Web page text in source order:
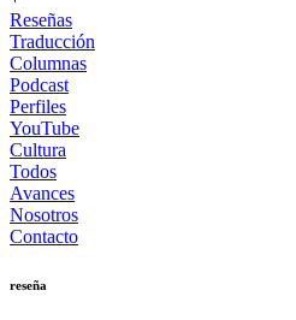
Reseñas
Traducción
Columnas
Podcast
Perfiles
YouTube
Cultura
Todos
Avances
Nosotros
Contacto
reseña